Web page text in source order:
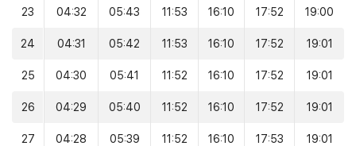
23 04:32 05:43 11:53 16:10 17:52 19:00
24 04:31 05:42 11:53 16:10 17:52 19:01
25 04:30 05:41 11:52 16:10 17:52 19:01
26 04:29 05:40 11:52 16:10 17:52 19:01
27 04:28 05:39 11:52 16:10 17:53 19:01